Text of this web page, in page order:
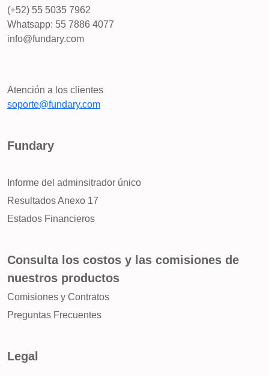
(+52) 55 5035 7962
Whatsapp: 55 7886 4077
info@fundary.com
Atención a los clientes
soporte@fundary.com
Fundary
Informe del adminsitrador único
Resultados Anexo 17
Estados Financieros
Consulta los costos y las comisiones de
nuestros productos
Comisiones y Contratos
Preguntas Frecuentes
Legal